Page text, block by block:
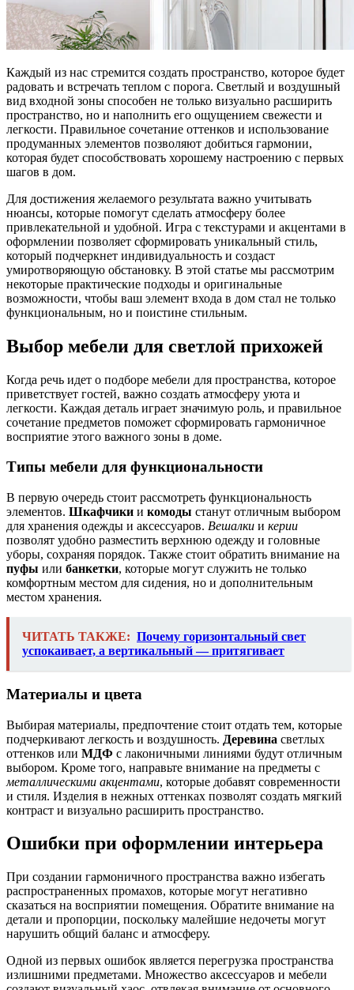
Каждый из нас стремится создать пространство, которое будет
радовать и встречать теплом с порога. Светлый и воздушный
вид входной зоны способен не только визуально расширить
пространство, но и наполнить его ощущением свежести и
легкости. Правильное сочетание оттенков и использование
продуманных элементов позволяют добиться гармонии,
которая будет способствовать хорошему настроению с первых
шагов в дом.
Для достижения желаемого результата важно учитывать
нюансы, которые помогут сделать атмосферу более
привлекательной и удобной. Игра с текстурами и акцентами в
оформлении позволяет сформировать уникальный стиль,
который подчеркнет индивидуальность и создаст
умиротворяющую обстановку. В этой статье мы рассмотрим
некоторые практические подходы и оригинальные
возможности, чтобы ваш элемент входа в дом стал не только
функциональным, но и поистине стильным.
Выбор мебели для светлой прихожей
Когда речь идет о подборе мебели для пространства, которое
приветствует гостей, важно создать атмосферу уюта и
легкости. Каждая деталь играет значимую роль, и правильное
сочетание предметов поможет сформировать гармоничное
восприятие этого важного зоны в доме.
Типы мебели для функциональности
В первую очередь стоит рассмотреть функциональность
элементов. Шкафчики и комоды станут отличным выбором
для хранения одежды и аксессуаров. Вешалки и керии
позволят удобно разместить верхнюю одежду и головные
уборы, сохраняя порядок. Также стоит обратить внимание на
пуфы или банкетки, которые могут служить не только
комфортным местом для сидения, но и дополнительным
местом хранения.
ЧИТАТЬ ТАКЖЕ: Почему горизонтальный свет
успокаивает, а вертикальный — притягивает
Материалы и цвета
Выбирая материалы, предпочтение стоит отдать тем, которые
подчеркивают легкость и воздушность. Деревина светлых
оттенков или МДФ с лаконичными линиями будут отличным
выбором. Кроме того, направьте внимание на предметы с
металлическими акцентами, которые добавят современности
и стиля. Изделия в нежных оттенках позволят создать мягкий
контраст и визуально расширить пространство.
Ошибки при оформлении интерьера
При создании гармоничного пространства важно избегать
распространенных промахов, которые могут негативно
сказаться на восприятии помещения. Обратите внимание на
детали и пропорции, поскольку малейшие недочеты могут
нарушить общий баланс и атмосферу.
Одной из первых ошибок является перегрузка пространства
излишними предметами. Множество аксессуаров и мебели